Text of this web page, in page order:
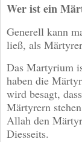
Wer ist ein
Generell kann
ließ, als
Das Martyrium
haben die
wird besagt,
Märtyrern
Allah den
Diesseits.